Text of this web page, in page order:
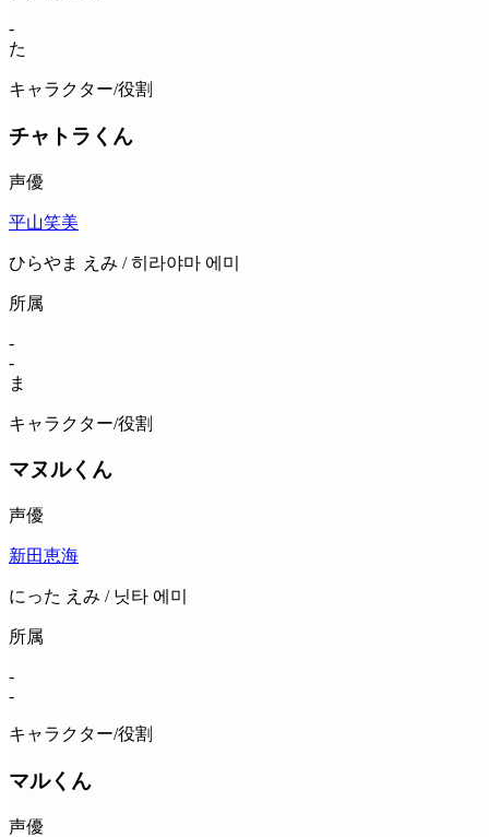
-
た
キャラクター/役割
チャトラくん
声優
平山笑美
ひらやま えみ / 히라야마 에미
所属
-
-
ま
キャラクター/役割
マヌルくん
声優
新田恵海
にった えみ / 닛타 에미
所属
-
-
キャラクター/役割
マルくん
声優